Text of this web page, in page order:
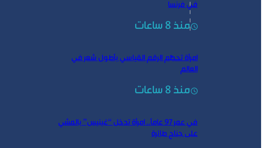
في فرنسا
منذ 8 ساعات
امرأة تحطّم الرقم القياسي بأطول شعر في
العالم
منذ 8 ساعات
في عمر 97 عاماً.. امرأة تدخل “غينيس” بالمشي
على جناح طائرة